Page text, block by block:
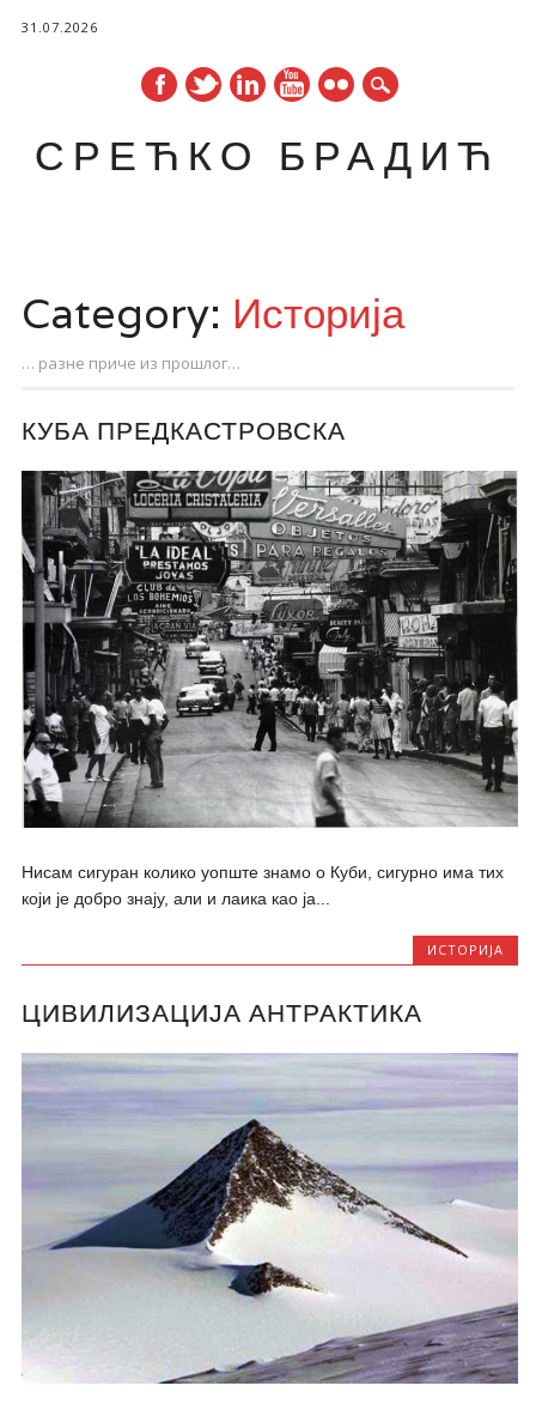
31.07.2026
СРЕЋКО БРАДИЋ
content
Category: Историја
… разне приче из прошлог…
КУБА ПРЕДКАСТРОВСКА
Нисам сигуран колико уопште знамо о Куби, сигурно има тих
који је добро знају, али и лаика као ја...
ИСТОРИЈА
ЦИВИЛИЗАЦИЈА АНТРАКТИКА